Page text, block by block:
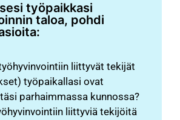
työpaikkasi
taloa, pohdi
liittyvät tekijät
työpaikallasi ovat
parhaimmassa kunnossa?
liittyviä tekijöitä